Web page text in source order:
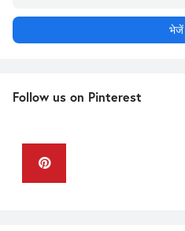
Follow us on Pinterest